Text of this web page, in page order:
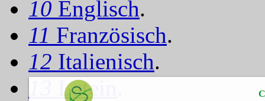
10 Englisch.
11 Französisch.
12 Italienisch.
Latein